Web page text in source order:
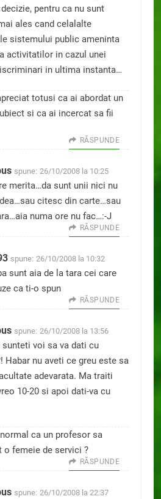
pentru ca nu sunt
ales cand celalalte
sistemului public ameninta
activitatilor in cazul unei
in ultima instanta…
totusi ca ai abordat un
si ca ai incercat sa fii
RĂSPUNDE
spune: 26/10/2008 la 10:25
merita…da sunt unii nici nu
citesc din carte…sau
numa ore nu fac…:-J
RĂSPUNDE
spune: 26/10/2008 la 10:32
sunt aia de la tara cei care
ca ti-o spun
RĂSPUNDE
spune: 26/10/2008 la 13:56
sunteti voi sa va dati cu
Habar nu aveti ce greu este sa
adevarata. Ma traiti
10-20 si apoi dati-va cu
ca un profesor sa
o femeie de servici ?
RĂSPUNDE
spune: 26/10/2008 la 22:37